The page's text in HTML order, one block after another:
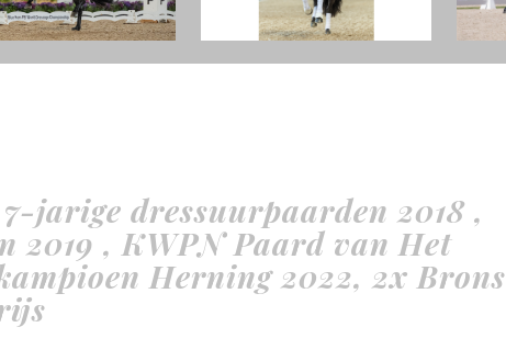
jarige dressuurpaarden 2018 ,
2019 , KWPN Paard van Het
Herning 2022, 2x Brons